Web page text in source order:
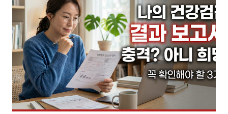
질병관리청의 2023년 국민건강통계 에 따르면, 10세 이상 여성의
빈혈 유병률은 14.8%다. 남성(3.3%)의 약 4.5배. 특히 40대 여성 진
료인원이 가장 높다는 건강보험심사평가원 자료 도 있다. 빈혈은
단순히 어지러운 게 아니다. 질병관리청 국가건강정보포털 에 따
르면, 빈혈은 적혈구 또는 혈색소가 정상치보다 낮아진 상태다. 그
자체도 문제지만, 다른 심각한 질병의 신호일 수 있다는 게 더 무섭
다. 빈혈은 왜 생기는 걸까, 빈혈 예방 및 치료법의 출발점 원인을
취합해보니 크게 세 갈래로 나뉜다. 첫째, 철분이 부족하다. 가장 흔